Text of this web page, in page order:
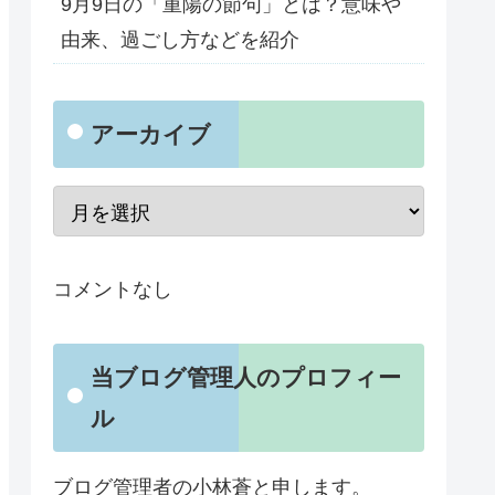
9月9日の「重陽の節句」とは？意味や
由来、過ごし方などを紹介
アーカイブ
コメントなし
当ブログ管理人のプロフィー
ル
ブログ管理者の小林蒼と申します。